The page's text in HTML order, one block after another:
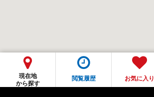
現在地
から探す
閲覧履歴 お気に入り